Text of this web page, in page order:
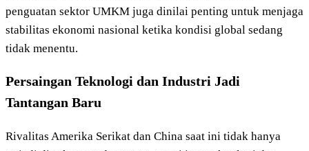
penguatan sektor UMKM juga dinilai penting untuk menjaga
stabilitas ekonomi nasional ketika kondisi global sedang
tidak menentu.
Persaingan Teknologi dan Industri Jadi
Tantangan Baru
Rivalitas Amerika Serikat dan China saat ini tidak hanya